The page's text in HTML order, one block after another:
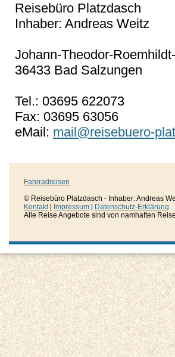
Reisebüro Platzdasch
Inhaber: Andreas Weitz
Johann-Theodor-
36433 Bad Salzungen
Tel.: 03695 622073
Fax: 03695 63056
eMail: mail@reisebuero-
Fahrradreisen
© Reisebüro Platzdasch - Inhaber: Andreas
Kontakt| Impressum
Datenschutz-Erklärung
Alle Reise Angebote sind von namhaften